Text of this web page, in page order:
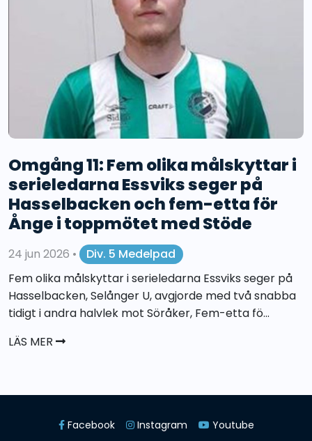
Omgång 11: Fem olika målskyttar i
serieledarna Essviks seger på
Hasselbacken och fem-etta för
Ånge i toppmötet med Stöde
24 jun 2026 •
Div. 5 Medelpad
Fem olika målskyttar i serieledarna Essviks seger på
Hasselbacken, Selånger U, avgjorde med två snabba
tidigt i andra halvlek mot Söråker, Fem-etta fö...
LÄS MER
Facebook Instagram Youtube